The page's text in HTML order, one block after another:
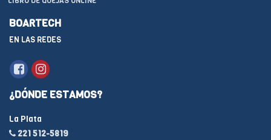
BOARTECH
EN LAS REDES
¿DÓNDE ESTAMOS?
La Plata
221 512-5819